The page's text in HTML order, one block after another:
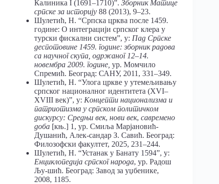
Калиника I (1691–1710)”. Зборник Матице
српске за историју 88 (2013), 9–23.
Шулетић, Н. “Српска црква после 1459.
године: О интеграцији српског клера у
турски фискални систем”, у: Пад Српске
деспотовине 1459. године: зборник радова
са научног скупа, одржаног 12–14.
новембра 2009. године, ур. Момчило
Спремић. Београд: САНУ, 2011, 331–349.
Шулетић, Н. “Улога цркве у утемељивању
српског националног идентитета (XVI–
XVIII век)”, у: Концепти национализма и
патриотизма у српском политичком
дискурсу: Средњи век, нови век, савремено
доба [књ.] 1, ур. Смиља Марјановић-
Душанић, Алек-сандар З. Савић. Београд:
Филозофски факултет, 2025, 231–244.
Шулетић, Н. “Устанак у Банату 1594”, у:
Енциклопедија српског народа, ур. Радош
Љу-шић. Београд: Завод за уџбенике,
2008, 1185.